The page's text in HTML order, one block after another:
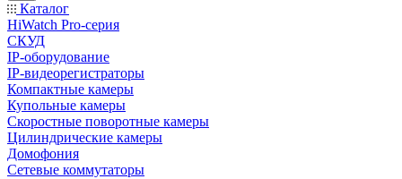
Каталог
HiWatch Pro-серия
CКУД
IP-оборудование
IP-видеорегистраторы
Компактные камеры
Купольные камеры
Скоростные поворотные камеры
Цилиндрические камеры
Домофония
Сетевые коммутаторы